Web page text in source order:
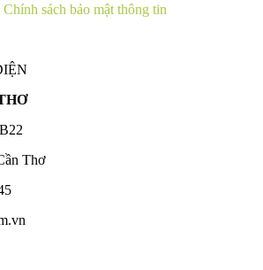
Chính sách bảo mật thông tin
Thơ